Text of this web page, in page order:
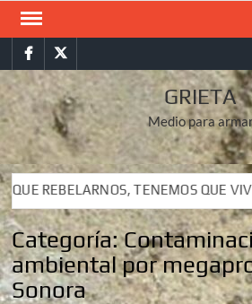
Saltar
contenidoFacebookTwitter
GRIETA
Medio para
VIVIR. CARTA DEL
VIVIR. CARTA DEL
Categoría:
ambiental por
Sonora